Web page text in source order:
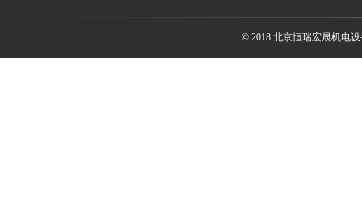
© 2018 北京恒瑞宏晟机电